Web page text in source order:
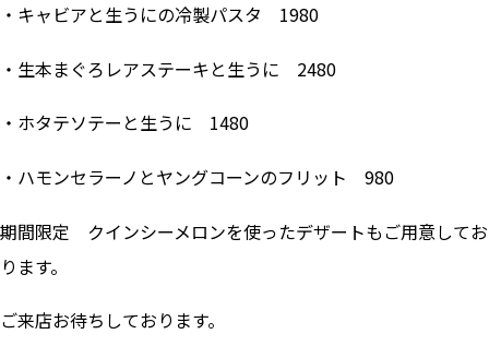
・キャビアと生うにの冷製パスタ 1980
・生本まぐろレアステーキと生うに 2480
・ホタテソテーと生うに 1480
・ハモンセラーノとヤングコーンのフリット 980
期間限定 クインシーメロンを使ったデザートもご用意してお
ります。
ご来店お待ちしております。